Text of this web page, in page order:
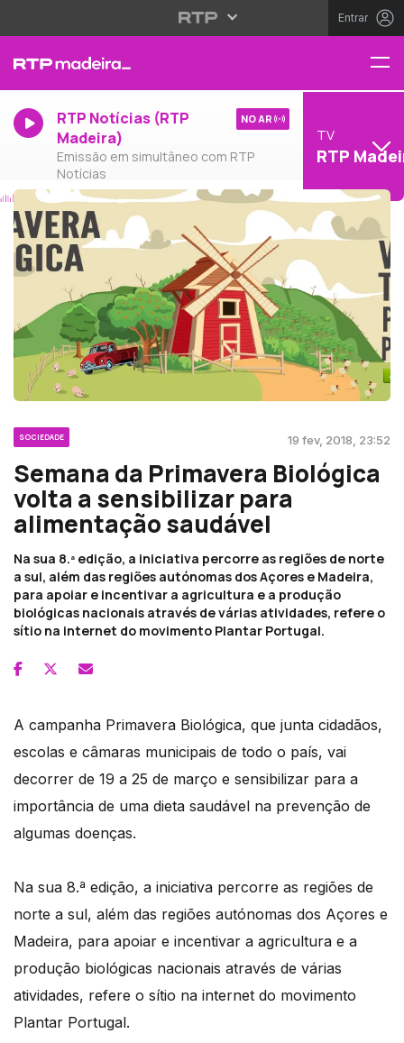
Entrar
RTP Notícias (RTP
Madeira)
Emissão em simultâneo com RTP
Notícias
NO AR
TV
RTP
SOCIEDADE 19 fev, 2018, 23:52
Semana da Primavera Biológica
volta a sensibilizar para
alimentação saudável
Na sua 8.ª edição, a iniciativa percorre as regiões de norte
a sul, além das regiões autónomas dos Açores e Madeira,
para apoiar e incentivar a agricultura e a produção
biológicas nacionais através de várias atividades, refere o
sítio na internet do movimento Plantar Portugal.
A campanha Primavera Biológica, que junta cidadãos,
escolas e câmaras municipais de todo o país, vai
decorrer de 19 a 25 de março e sensibilizar para a
importância de uma dieta saudável na prevenção de
algumas doenças.
Na sua 8.ª edição, a iniciativa percorre as regiões de
norte a sul, além das regiões autónomas dos Açores e
Madeira, para apoiar e incentivar a agricultura e a
produção biológicas nacionais através de várias
atividades, refere o sítio na internet do movimento
Plantar Portugal.